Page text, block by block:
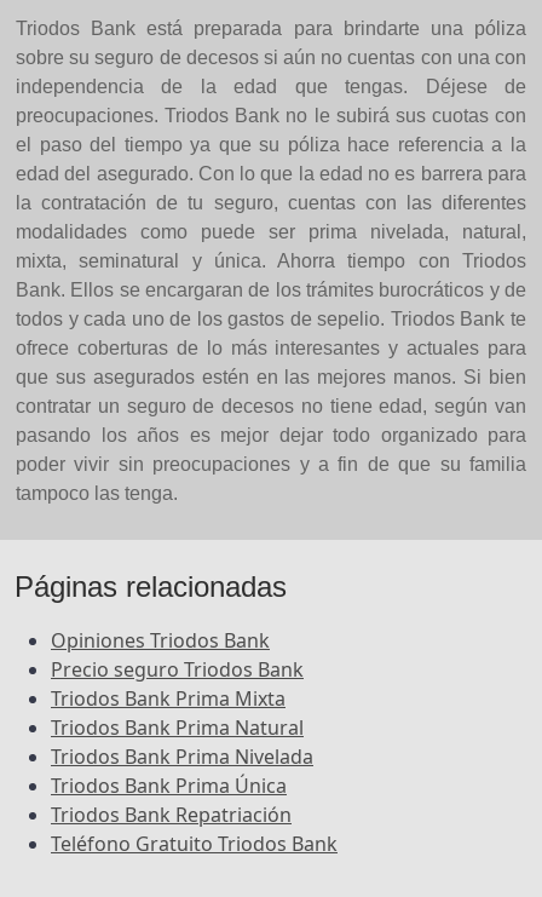
Triodos Bank está preparada para brindarte una póliza
sobre su seguro de decesos si aún no cuentas con una con
independencia de la edad que tengas. Déjese de
preocupaciones. Triodos Bank no le subirá sus cuotas con
el paso del tiempo ya que su póliza hace referencia a la
edad del asegurado. Con lo que la edad no es barrera para
la contratación de tu seguro, cuentas con las diferentes
modalidades como puede ser prima nivelada, natural,
mixta, seminatural y única. Ahorra tiempo con Triodos
Bank. Ellos se encargaran de los trámites burocráticos y de
todos y cada uno de los gastos de sepelio. Triodos Bank te
ofrece coberturas de lo más interesantes y actuales para
que sus asegurados estén en las mejores manos. Si bien
contratar un seguro de decesos no tiene edad, según van
pasando los años es mejor dejar todo organizado para
poder vivir sin preocupaciones y a fin de que su familia
tampoco las tenga.
Páginas relacionadas
Opiniones Triodos Bank
Precio seguro Triodos Bank
Triodos Bank Prima Mixta
Triodos Bank Prima Natural
Triodos Bank Prima Nivelada
Triodos Bank Prima Única
Triodos Bank Repatriación
Teléfono Gratuito Triodos Bank